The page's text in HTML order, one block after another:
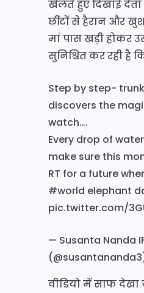
खेलते हुए दिखाई देता
छींटों से हैरान और
मां पास खड़ी होकर
सुनिश्चित कर रही है
Step by step-
discovers the
watch….
Every drop of
make sure this
RT for a future
#world elephant
pic.twitter.com/
— Susanta Nanda
वीडियो में साफ